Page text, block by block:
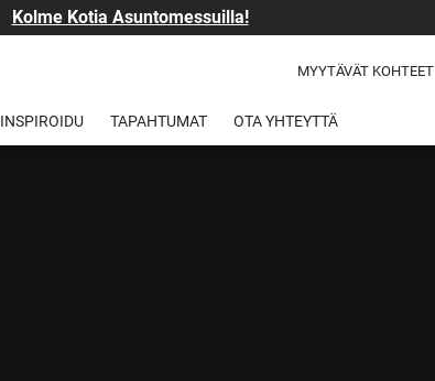
Kolme Kotia Asuntomessuilla!
MYYTÄVÄT KOHTEET
INSPIROIDU TAPAHTUMAT OTA YHTEYTTÄ